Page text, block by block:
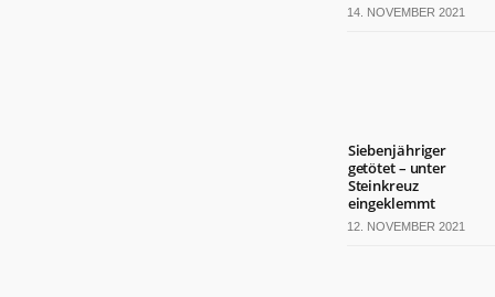
14. NOVEMBER 2021
Siebenjähriger
getötet – unter
Steinkreuz
eingeklemmt
12. NOVEMBER 2021